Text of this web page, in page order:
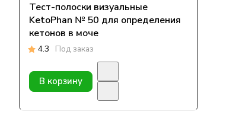
Тест-полоски визуальные
KetoPhan № 50 для определения
кетонов в моче
4.3 Под заказ
В корзину